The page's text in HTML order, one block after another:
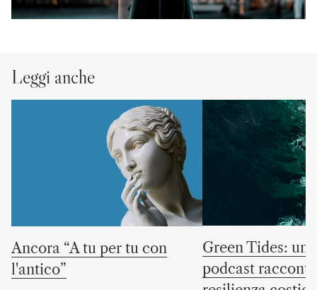
Leggi anche
Ancora “A tu per tu con
l'antico”
Green Tides: un
podcast